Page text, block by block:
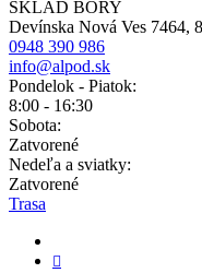
SKLAD BORY
Devínska Nová Ves 7464,
0948 390 986
info@alpod.sk
Pondelok - Piatok:
8:00 - 16:30
Sobota:
Zatvorené
Nedeľa a sviatky:
Zatvorené
Trasa